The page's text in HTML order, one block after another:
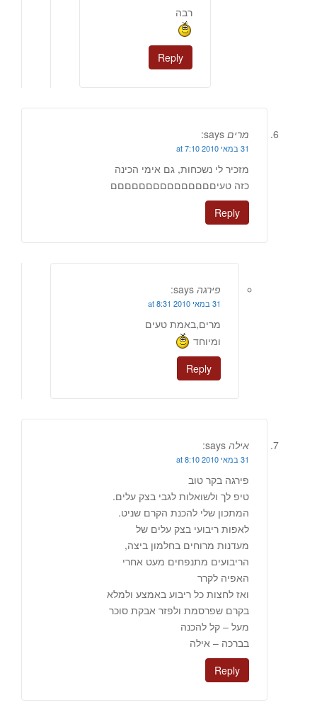
רבה
Reply
מרים says:
31 במאי 2010 at 7:10
מזכיר לי נשכחות, גם אימי הכינה
כזה טעיםםםםםםםםםםםםםםם
Reply
פירגה says:
31 במאי 2010 at 8:31
מרים,באמת טעים
ומיוחד
Reply
אילה says:
31 במאי 2010 at 8:10
פירגה בקר טוב
טיפ לך ולשואלות לגבי בצק עלים.
המתכון שלי להכנת הקרם שניט.
לאפות ריבועי בצק עלים של
מעדנות מרוחים בחלמון ביצה,
הריבועים מתנפחים מעט אחרי
האפיה לקרר
ואז לחצות כל ריבוע באמצע ולמלא
בקרם שפרסמת ולפזר אבקת סוכר
מעל – קל להכנה
בברכה – אילה
Reply